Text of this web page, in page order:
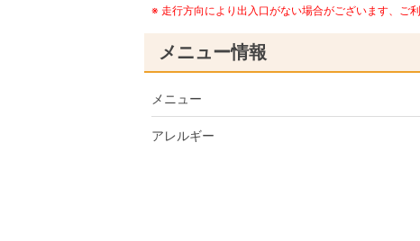
※ 走行方向により出入口がない場合がございます、ご
メニュー情報
メニュー
アレルギー